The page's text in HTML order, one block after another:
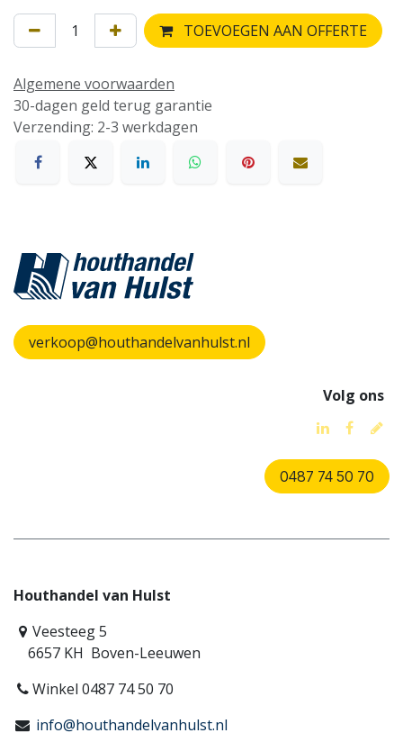
TOEVOEGEN AAN OFFERTE
Algemene voorwaarden
30-dagen geld terug garantie
Verzending: 2-3 werkdagen
verkoop@houthandelvanhulst.nl
Volg ons
0487 74 50 70
Houthandel van Hulst
Veesteeg 5
6657 KH Boven-Leeuwen
Winkel 0487 74 50 70
info@houthandelvanhulst.nl